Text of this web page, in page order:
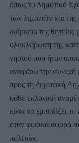
όπως το Δημοτικό
των λιμανιών και της
διάρκεια της
ολοκλήρωση της
νησιού που ήταν
αναφέρω την
προς τη Δημοτική
κάθε εκλογική
είναι να εμποδίζει
όταν φυσικά αφορά
πολιτών.